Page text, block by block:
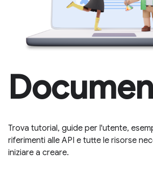
Trova tutorial, guide per l'utente,
riferimenti alle API e tutte le risorse
iniziare a creare.